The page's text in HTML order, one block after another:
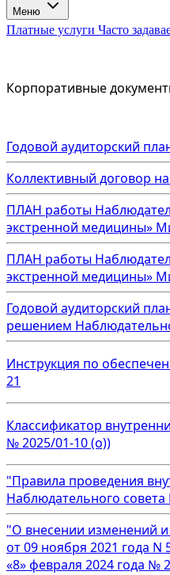
Меню
Платные услуги Часто
Корпоративные
Годовой аудиторский
Коллективный договор на
ПЛАН работы
экстренной медицины»
ПЛАН работы
экстренной медицины»
Годовой аудиторский
решением
Инструкция по
21
Классификатор
№ 2025/01-10 (о))
"Правила проведения
Наблюдательного
"О внесении изменений
от 09 ноября 2021 года
«8» февраля 2024 года №